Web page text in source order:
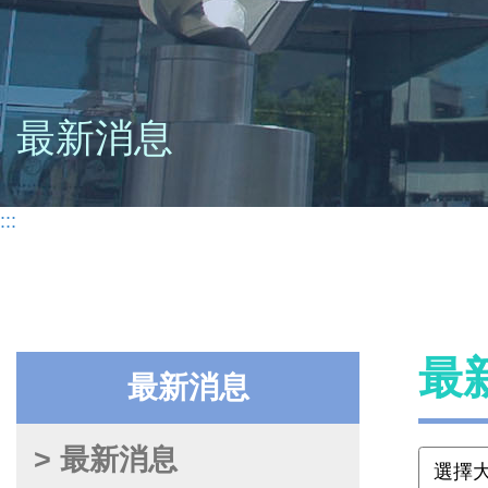
最新消息
:::
最新消息
> 最新消息
最